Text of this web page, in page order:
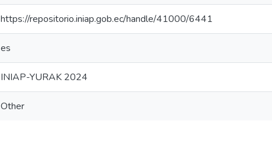
https://repositorio.iniap.gob.ec/handle/41000/6441
es
INIAP-YURAK 2024
Other